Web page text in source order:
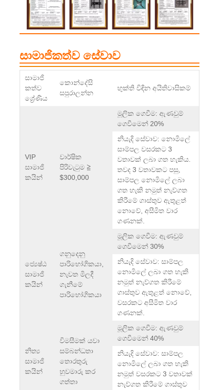
සාමාජිකත්ව සේවාව
සාමාජි
කත්ව
ශ්‍රේණිය
කොන්දේසි
සපුරාලන්න
භුක්ති විඳින අයිතිවාසිකම්
VIP
සාමාජි
කයින්
වාර්ෂික
පිරිවැටුම ≧
$300,000
මූලික ගෙවීම: ඇණවුම්
ගෙවීමෙන් 20%
නියැදි සේවාව: නොමිලේ
සාම්පල වසරකට 3
වතාවක් ලබා ගත හැකිය.
තවද 3 වතාවකට පසු,
සාම්පල නොමිලේ ලබා
ගත හැකි නමුත් නැව්ගත
කිරීමේ ගාස්තුව ඇතුළත්
නොවේ, අසීමිත වාර
ගණනක්.
ජ්‍යෙෂ්ඨ
සාමාජි
කයින්
ගනුදෙනු
පාරිභෝගිකයා,
නැවත මිලදී
ගැනීමේ
පාරිභෝගිකයා
මූලික ගෙවීම: ඇණවුම්
ගෙවීමෙන් 30%
නියැදි සේවාව: සාම්පල
නොමිලේ ලබා ගත හැකි
නමුත් නැව්ගත කිරීමේ
ගාස්තුව ඇතුළත් නොවේ,
වසරකට අසීමිත වාර
ගණනක්.
නිත්‍ය
සාමාජි
කයින්
විමසීමක් යවා
සම්බන්ධතා
තොරතුරු
හුවමාරු කර
ගත්තා
මූලික ගෙවීම: ඇණවුම්
ගෙවීමෙන් 40%
නියැදි සේවාව: සාම්පල
නොමිලේ ලබා ගත හැකි
නමුත් වසරකට 3 වතාවක්
නැව්ගත කිරීමේ ගාස්තුව